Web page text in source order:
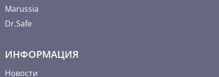
Marussia
Dr.Safe
ИНФОРМАЦИЯ
Новости